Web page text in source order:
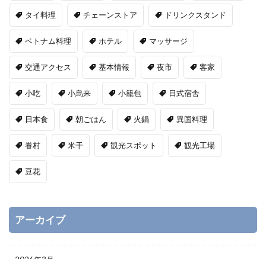
タイ料理 チェーンストア ドリンクスタンド
ベトナム料理 ホテル マッサージ
交通アクセス 基本情報 夜市 客家
小吃 小烏来 小籠包 日式宿舎
日本食 朝ごはん 火鍋 異国料理
眷村 米干 観光スポット 観光工場
豆花
アーカイブ